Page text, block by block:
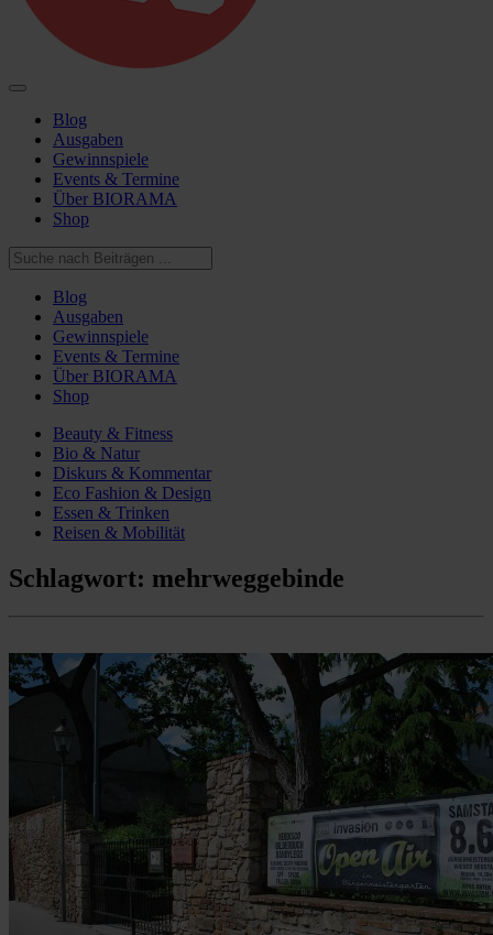
Blog
Ausgaben
Gewinnspiele
Events & Termine
Über BIORAMA
Shop
Blog
Ausgaben
Gewinnspiele
Events & Termine
Über BIORAMA
Shop
Beauty & Fitness
Bio & Natur
Diskurs & Kommentar
Eco Fashion & Design
Essen & Trinken
Reisen & Mobilität
Schlagwort: mehrweggebinde